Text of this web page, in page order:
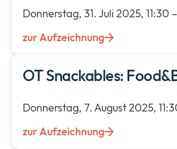
Donnerstag, 31. Juli 2025, 11:30
zur Aufzeichnung
OT Snackables:
Donnerstag, 7. August 2025,
zur Aufzeichnung